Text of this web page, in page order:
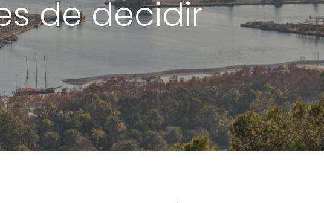
de decidir